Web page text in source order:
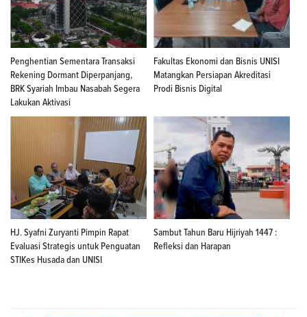
Penghentian Sementara Transaksi
Rekening Dormant Diperpanjang,
BRK Syariah Imbau Nasabah Segera
Lakukan Aktivasi
Fakultas Ekonomi dan Bisnis UNISI
Matangkan Persiapan Akreditasi
Prodi Bisnis Digital
HJ. Syafni Zuryanti Pimpin Rapat
Evaluasi Strategis untuk Penguatan
STIKes Husada dan UNISI
Sambut Tahun Baru Hijriyah 1447 :
Refleksi dan Harapan